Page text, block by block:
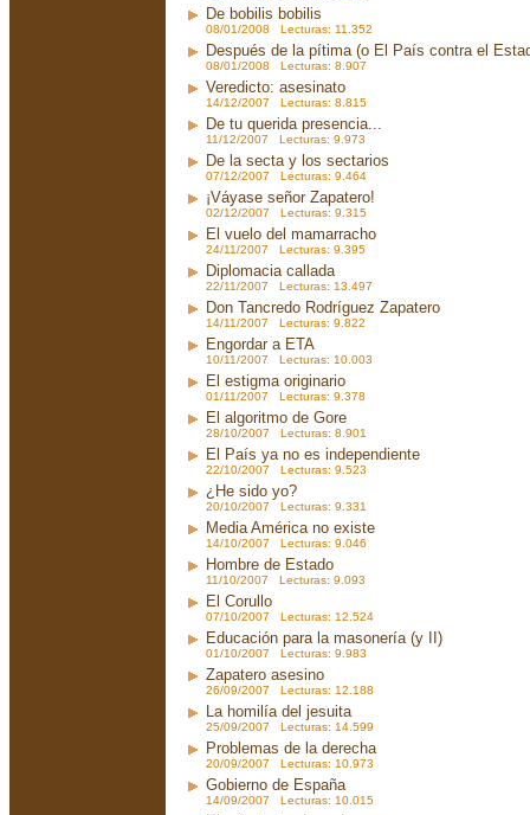
De bobilis bobilis
08/01/2008 Lecturas: 11.352
Después de la pítima (o El País contra el
08/01/2008 Lecturas: 8.907
Veredicto: asesinato
14/12/2007 Lecturas: 8.815
De tu querida presencia...
11/12/2007 Lecturas: 9.973
De la secta y los sectarios
07/12/2007 Lecturas: 9.464
¡Váyase señor Zapatero!
02/12/2007 Lecturas: 9.315
El vuelo del mamarracho
24/11/2007 Lecturas: 9.395
Diplomacia callada
22/11/2007 Lecturas: 13.497
Don Tancredo Rodríguez Zapatero
14/11/2007 Lecturas: 9.822
Engordar a ETA
10/11/2007 Lecturas: 10.003
El estigma originario
01/11/2007 Lecturas: 9.378
El algoritmo de Gore
28/10/2007 Lecturas: 8.901
El País ya no es independiente
22/10/2007 Lecturas: 9.523
¿He sido yo?
20/10/2007 Lecturas: 9.331
Media América no existe
14/10/2007 Lecturas: 9.046
Hombre de Estado
11/10/2007 Lecturas: 9.093
El Corullo
07/10/2007 Lecturas: 12.524
Educación para la masonería (y II)
01/10/2007 Lecturas: 9.983
Zapatero asesino
26/09/2007 Lecturas: 12.188
La homilía del jesuita
25/09/2007 Lecturas: 14.599
Problemas de la derecha
20/09/2007 Lecturas: 10.973
Gobierno de España
14/09/2007 Lecturas: 10.015